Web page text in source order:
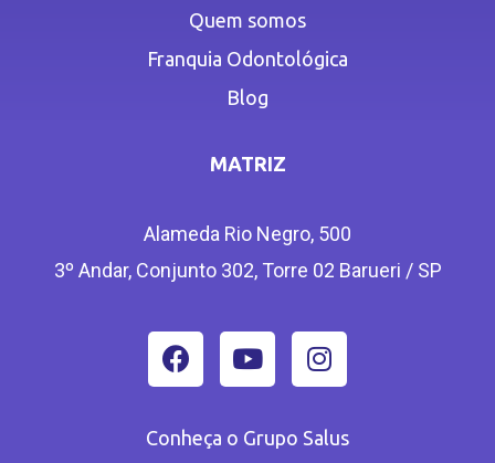
Quem somos
Franquia Odontológica
Blog
MATRIZ
Alameda Rio Negro, 500
3º Andar, Conjunto 302, Torre 02 Barueri / SP
Conheça o Grupo Salus